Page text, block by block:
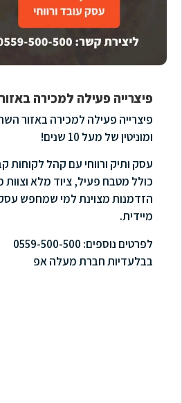
פיצרייה פעילה למכירה
פיצרייה פעילה למכירה באזור
ומוניטין של מעל 10 שנים!
עסק ותיק ורווחי עם קהל לקוחות
כולל מטבח פעיל, ציוד מלא וצוות
הזדמנות מצוינת למי שמחפש
מיידית.
לפרטים נוספים: 0559-500-500
בבלעדיות חברת מעלה אפ